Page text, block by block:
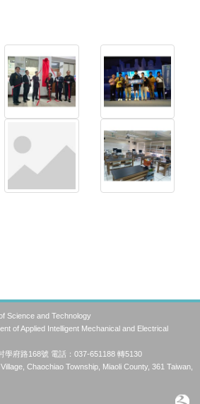
Science and Technology
of Applied Intelligent Mechanical and Electrical
學府路168號 電話：037-651188 轉5130
Chaochiao Township, Miaoli County, 361 Taiwan,